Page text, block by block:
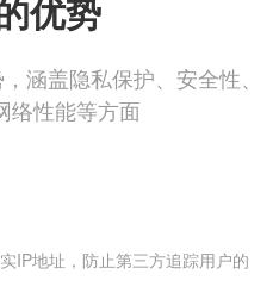
优势
涵盖隐私保护、安全性、
络性能等方面
IP地址，防止第三方追踪用户的